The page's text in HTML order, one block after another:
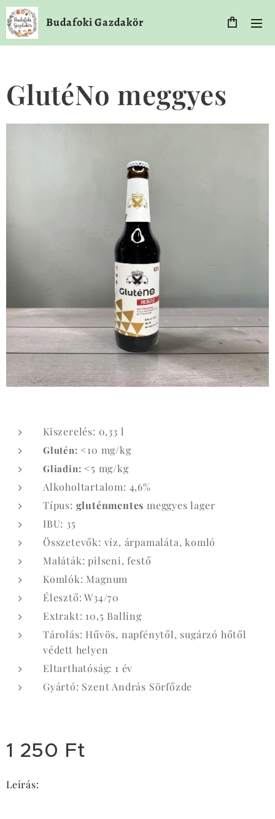
Budafoki Gazdakör
GlutéNo meggyes
Kiszerelés: 0,33 l
Glutén: <10 mg/kg
Gliadin: <5 mg/kg
Alkoholtartalom: 4,6%
Típus: gluténmentes meggyes lager
IBU: 35
Összetevők: víz, árpamaláta, komló
Maláták: pilseni, festő
Komlók: Magnum
Élesztő: W34/70
Extrakt: 10,5 Balling
Tárolás: Hűvös, napfénytől, sugárzó hőtől
védett helyen
Eltarthatóság: 1 év
Gyártó: Szent András Sörfőzde
1 250 Ft
Leírás: